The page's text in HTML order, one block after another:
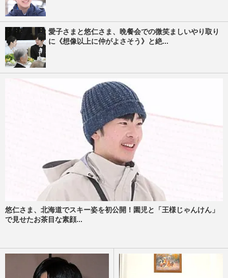
愛子さまと悠仁さま、晩餐会での微笑ましいやり取り
に《想像以上に仲がよさそう》と絶...
悠仁さま、北海道でスキー姿を初公開！園児と「王様じゃんけん」
で見せたお茶目な素顔...